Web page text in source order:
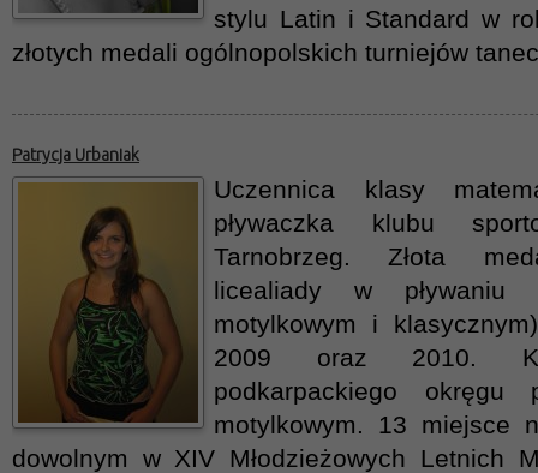
stylu Latin i Standard w
złotych medali ogólnopolskich turniejów
Patrycja Urbaniak
Uczennica klasy
pływaczka klubu
Tarnobrzeg. Złota
licealiady w pływaniu
motylkowym i
2009 oraz 2010.
podkarpackiego okręgu
motylkowym. 13 miejsce
dowolnym w XIV Młodzieżowych Letnich